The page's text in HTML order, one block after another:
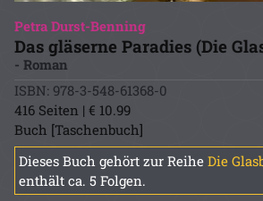
Petra Durst-Benning
Das gläserne Paradies (Die
- Roman
ISBN: 978-3-548-61368-0
416 Seiten | € 10.99
Buch [Taschenbuch]
Dieses Buch gehört zur Reihe Die
enthält ca. 5 Folgen.